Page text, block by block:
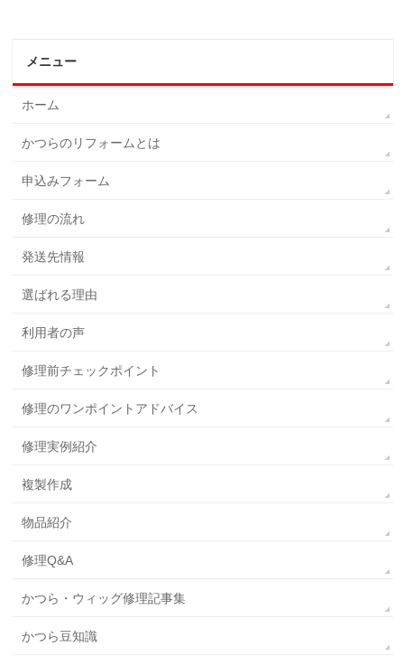
メニュー
ホーム
かつらのリフォームとは
申込みフォーム
修理の流れ
発送先情報
選ばれる理由
利用者の声
修理前チェックポイント
修理のワンポイントアドバイス
修理実例紹介
複製作成
物品紹介
修理Q&A
かつら・ウィッグ修理記事集
かつら豆知識